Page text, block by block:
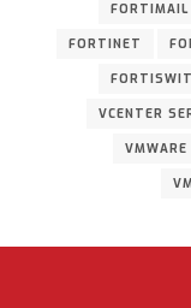
FORTIMAIL
FORTINET
VCENTER